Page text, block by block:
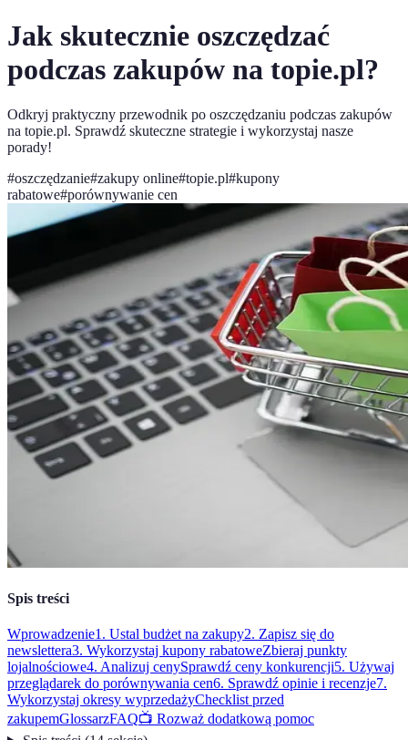
Jak skutecznie oszczędzać
podczas zakupów na topie.pl?
Odkryj praktyczny przewodnik po oszczędzaniu podczas zakupów
na topie.pl. Sprawdź skuteczne strategie i wykorzystaj nasze
porady!
#oszczędzanie#zakupy online#topie.pl#kupony
rabatowe#porównywanie cen
Spis treści
Wprowadzenie1. Ustal budżet na zakupy2. Zapisz się do
newslettera3. Wykorzystaj kupony rabatoweZbieraj punkty
lojalnościowe4. Analizuj cenySprawdź ceny konkurencji5. Używaj
przeglądarek do porównywania cen6. Sprawdź opinie i recenzje7.
Wykorzystaj okresy wyprzedażyChecklist przed
zakupemGlossarzFAQ📺 Rozważ dodatkową pomoc